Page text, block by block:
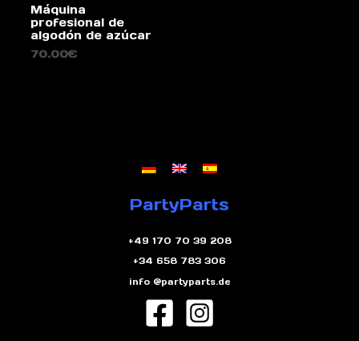
Máquina
profesional de
algodón de azúcar
70.00€
PartyParts
+49 170 70 39 208
+34 658 783 306
info @partyparts.de